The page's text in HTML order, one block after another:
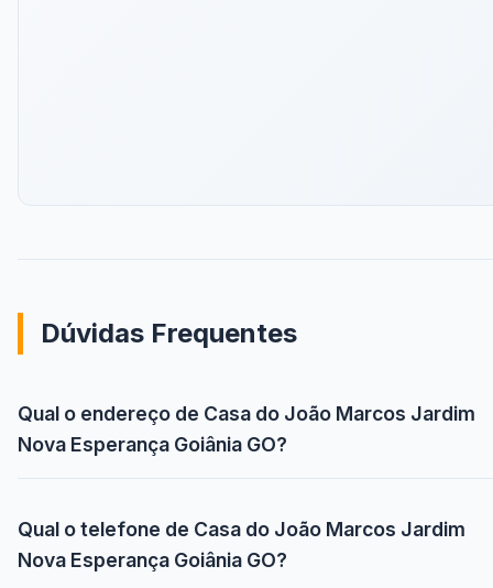
Dúvidas Frequentes
Qual o endereço de Casa do João Marcos Jardim
Nova Esperança Goiânia GO?
Qual o telefone de Casa do João Marcos Jardim
Nova Esperança Goiânia GO?